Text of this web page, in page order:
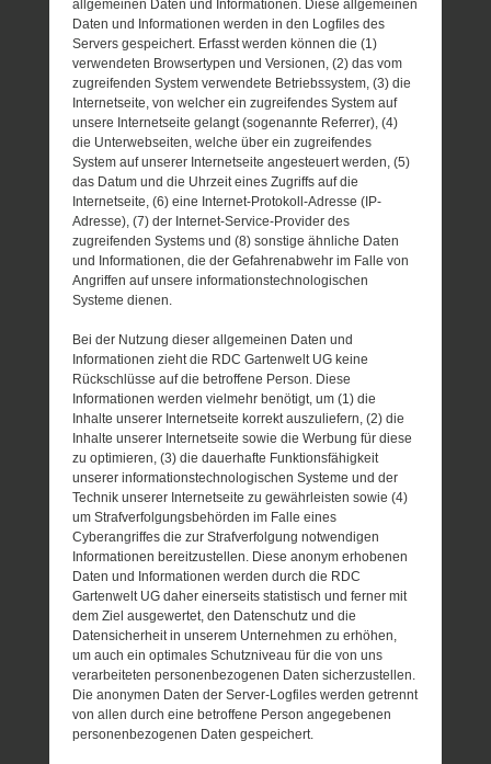
allgemeinen Daten und Informationen. Diese allgemeinen
Daten und Informationen werden in den Logfiles des
Servers gespeichert. Erfasst werden können die (1)
verwendeten Browsertypen und Versionen, (2) das vom
zugreifenden System verwendete Betriebssystem, (3) die
Internetseite, von welcher ein zugreifendes System auf
unsere Internetseite gelangt (sogenannte Referrer), (4)
die Unterwebseiten, welche über ein zugreifendes
System auf unserer Internetseite angesteuert werden, (5)
das Datum und die Uhrzeit eines Zugriffs auf die
Internetseite, (6) eine Internet-Protokoll-Adresse (IP-
Adresse), (7) der Internet-Service-Provider des
zugreifenden Systems und (8) sonstige ähnliche Daten
und Informationen, die der Gefahrenabwehr im Falle von
Angriffen auf unsere informationstechnologischen
Systeme dienen.
Bei der Nutzung dieser allgemeinen Daten und
Informationen zieht die RDC Gartenwelt UG keine
Rückschlüsse auf die betroffene Person. Diese
Informationen werden vielmehr benötigt, um (1) die
Inhalte unserer Internetseite korrekt auszuliefern, (2) die
Inhalte unserer Internetseite sowie die Werbung für diese
zu optimieren, (3) die dauerhafte Funktionsfähigkeit
unserer informationstechnologischen Systeme und der
Technik unserer Internetseite zu gewährleisten sowie (4)
um Strafverfolgungsbehörden im Falle eines
Cyberangriffes die zur Strafverfolgung notwendigen
Informationen bereitzustellen. Diese anonym erhobenen
Daten und Informationen werden durch die RDC
Gartenwelt UG daher einerseits statistisch und ferner mit
dem Ziel ausgewertet, den Datenschutz und die
Datensicherheit in unserem Unternehmen zu erhöhen,
um auch ein optimales Schutzniveau für die von uns
verarbeiteten personenbezogenen Daten sicherzustellen.
Die anonymen Daten der Server-Logfiles werden getrennt
von allen durch eine betroffene Person angegebenen
personenbezogenen Daten gespeichert.